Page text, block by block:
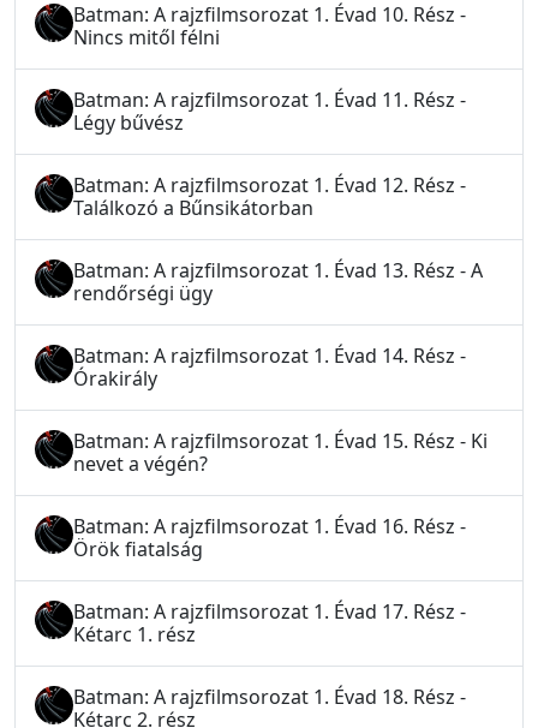
Batman: A rajzfilmsorozat 1. Évad 10. Rész -
Nincs mitől félni
Batman: A rajzfilmsorozat 1. Évad 11. Rész -
Légy bűvész
Batman: A rajzfilmsorozat 1. Évad 12. Rész -
Találkozó a Bűnsikátorban
Batman: A rajzfilmsorozat 1. Évad 13. Rész - A
rendőrségi ügy
Batman: A rajzfilmsorozat 1. Évad 14. Rész -
Órakirály
Batman: A rajzfilmsorozat 1. Évad 15. Rész - Ki
nevet a végén?
Batman: A rajzfilmsorozat 1. Évad 16. Rész -
Örök fiatalság
Batman: A rajzfilmsorozat 1. Évad 17. Rész -
Kétarc 1. rész
Batman: A rajzfilmsorozat 1. Évad 18. Rész -
Kétarc 2. rész